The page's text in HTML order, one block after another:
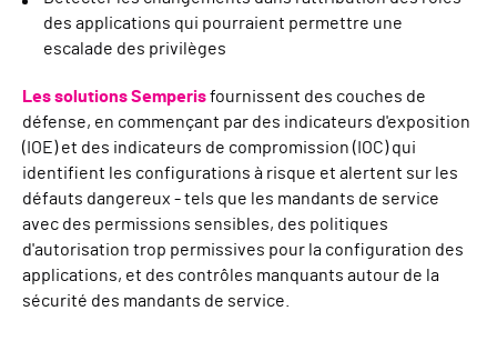
des applications qui pourraient permettre une
escalade des privilèges
Les solutions Semperisfournissent des couches de
défense, en commençant par des indicateurs d'exposition
(IOE) et des indicateurs de compromission (IOC) qui
identifient les configurations à risque et alertent sur les
défauts dangereux - tels que les mandants de service
avec des permissions sensibles, des politiques
d'autorisation trop permissives pour la configuration des
applications, et des contrôles manquants autour de la
sécurité des mandants de service.